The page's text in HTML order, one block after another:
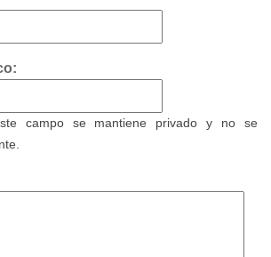
campo se mantiene privado y no se